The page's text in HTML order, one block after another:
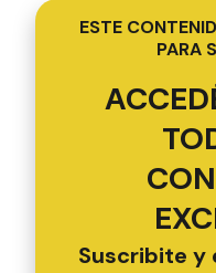
ESTE
PARA
Suscribite y